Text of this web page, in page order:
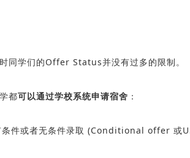
同学们的Offer Status并没有过多的限制。
都可以通过学校系统申请宿舍 ：
条件或者无条件录取 (Conditional offer 或